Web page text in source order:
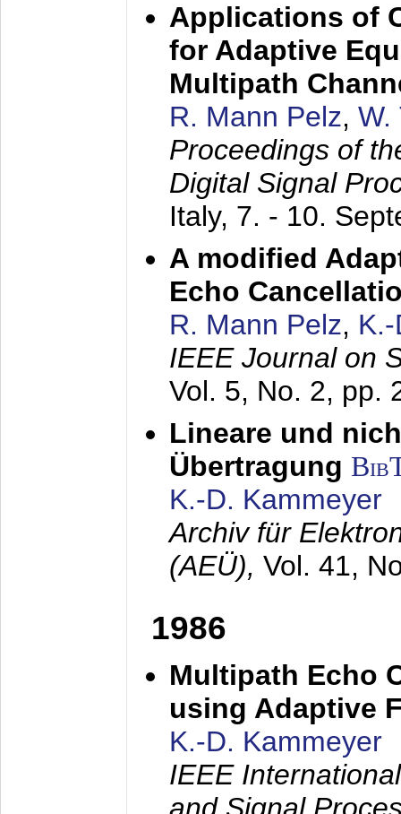
Applications of
for Adaptive
Multipath
R. Mann Pelz, W.
Proceedings of
Digital Signal
Italy, 7. - 10.
A modified
Echo
R. Mann Pelz,
IEEE Journal on
Vol. 5, No. 2, pp.
Lineare und
Übertragung
K.-D. Kammeyer
Archiv für
(AEÜ), Vol. 41,
1986
Multipath Echo
using Adaptive
K.-D. Kammeyer
IEEE